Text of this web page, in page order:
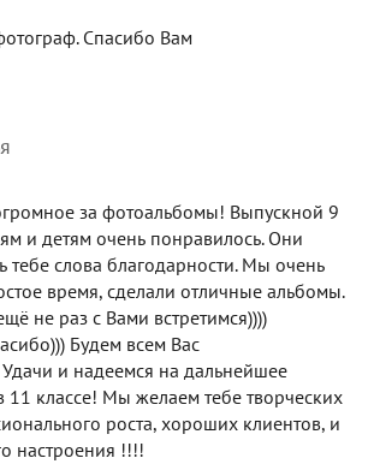
Спасибо Вам
за фотоальбомы! Выпускной 9
и детям очень понравилось. Они
тебе слова благодарности. Мы очень
время, сделали отличные альбомы.
не раз с Вами встретимся))))
Будем всем Вас
Удачи и надеемся на дальнейшее
11 классе! Мы желаем тебе творческих
роста, хороших клиентов, и
настроения !!!!